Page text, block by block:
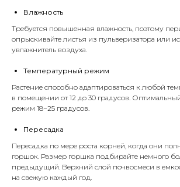
Влажность
Требуется повышенная влажность, поэтому
опрыскивайте листья из пульверизатора или
увлажнитель воздуха.
Температурный режим
Растение способно адаптироваться к любой
в помещении от 12 до 30 градусов.
режим 18−25 градусов.
Пересадка
Пересадка по мере роста корней, когда они
горшок. Размер горшка подбирайте немного
предыдущий. Верхний слой почвосмеси в
на свежую каждый год.